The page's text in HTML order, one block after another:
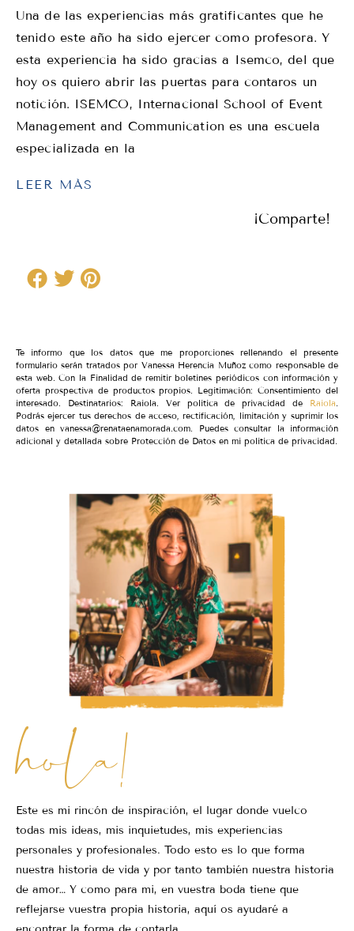
Una de las experiencias más gratificantes que he
tenido este año ha sido ejercer como profesora. Y
esta experiencia ha sido gracias a Isemco, del que
hoy os quiero abrir las puertas para contaros un
notición. ISEMCO, Internacional School of Event
Management and Communication es una escuela
especializada en la
LEER MÁS
¡Comparte!
Te informo que los datos que me proporciones rellenando el presente
formulario serán tratados por Vanessa Herencia Muñoz como responsable de
esta web. Con la Finalidad de remitir boletines periódicos con información y
oferta prospectiva de productos propios. Legitimación: Consentimiento del
interesado. Destinatarios: Raiola. Ver política de privacidad de Raiola.
Podrás ejercer tus derechos de acceso, rectificación, limitación y suprimir los
datos en vanessa@renataenamorada.com. Puedes consultar la información
adicional y detallada sobre Protección de Datos en mi política de privacidad.
hola!
Este es mi rincón de inspiración, el lugar donde vuelco
todas mis ideas, mis inquietudes, mis experiencias
personales y profesionales. Todo esto es lo que forma
nuestra historia de vida y por tanto también nuestra historia
de amor… Y como para mi, en vuestra boda tiene que
reflejarse vuestra propia historia, aquí os ayudaré a